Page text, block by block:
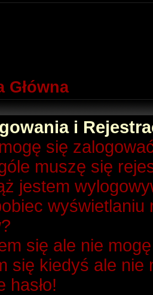
Główna
i
się
muszę się
jestem
się ale nie
się kiedyś ale
hasło!